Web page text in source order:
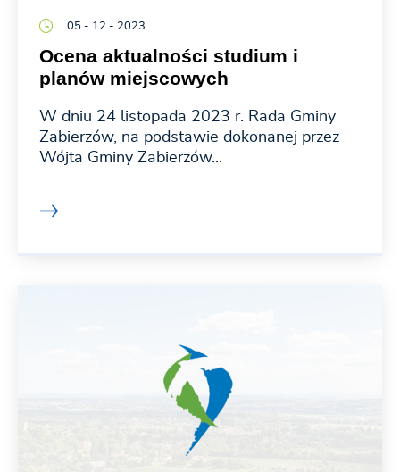
05 - 12 - 2023
Ocena aktualności studium i
planów miejscowych
W dniu 24 listopada 2023 r. Rada Gminy
Zabierzów, na podstawie dokonanej przez
Wójta Gminy Zabierzów...